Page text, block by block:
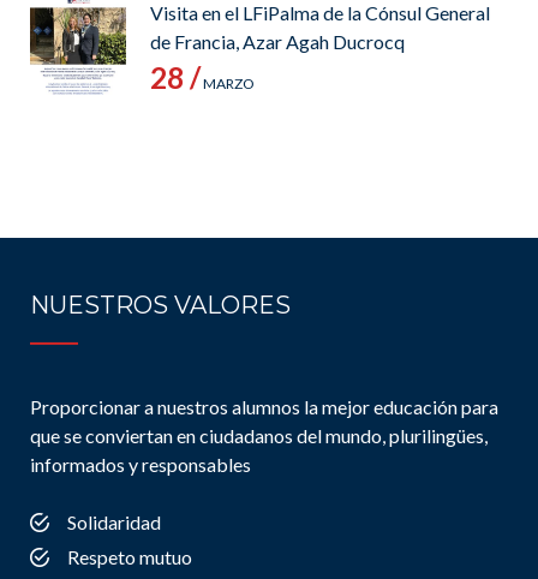
Visita en el LFiPalma de la Cónsul General
de Francia, Azar Agah Ducrocq
28 /MARZO
NUESTROS VALORES
Proporcionar a nuestros alumnos la mejor educación para
que se conviertan en ciudadanos del mundo, plurilingües,
informados y responsables
Solidaridad
Respeto mutuo